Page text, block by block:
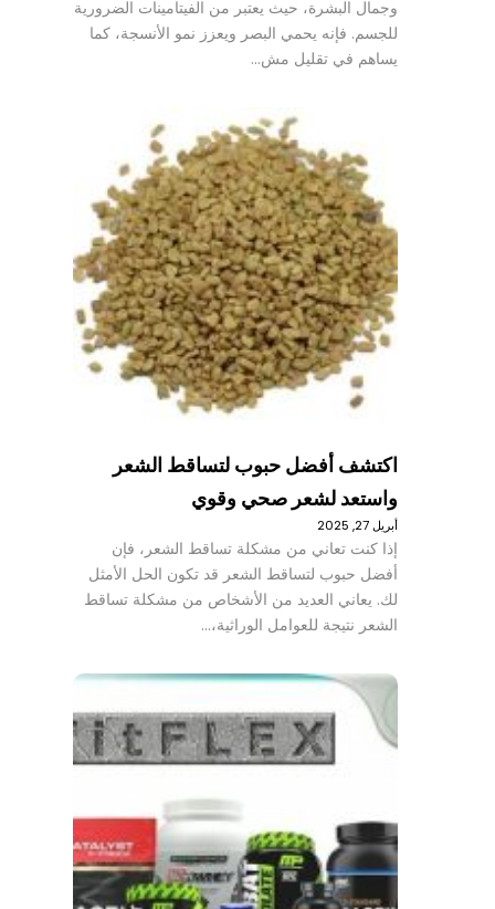
وجمال البشرة، حيث يعتبر من الفيتامينات الضرورية
للجسم. فإنه يحمي البصر ويعزز نمو الأنسجة، كما
يساهم في تقليل مش…
اكتشف أفضل حبوب لتساقط الشعر
واستعد لشعر صحي وقوي
أبريل 27, 2025
إذا كنت تعاني من مشكلة تساقط الشعر، فإن
أفضل حبوب لتساقط الشعر قد تكون الحل الأمثل
لك. يعاني العديد من الأشخاص من مشكلة تساقط
الشعر نتيجة للعوامل الوراثية،…